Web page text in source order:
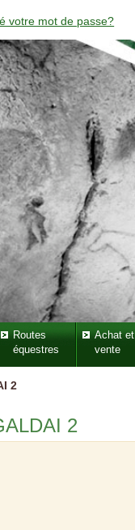
votre mot de passe?
Routes
équestres
Achat et
vente
2
2